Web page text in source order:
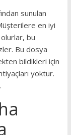
sunulan
en iyi
bu
Bu dosya
bildikleri için
yoktur.